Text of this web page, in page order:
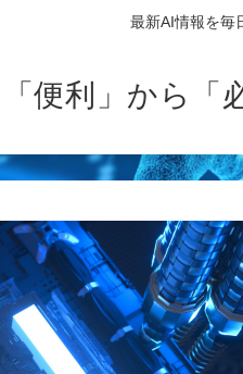
最新AI情報を毎
便利」から「